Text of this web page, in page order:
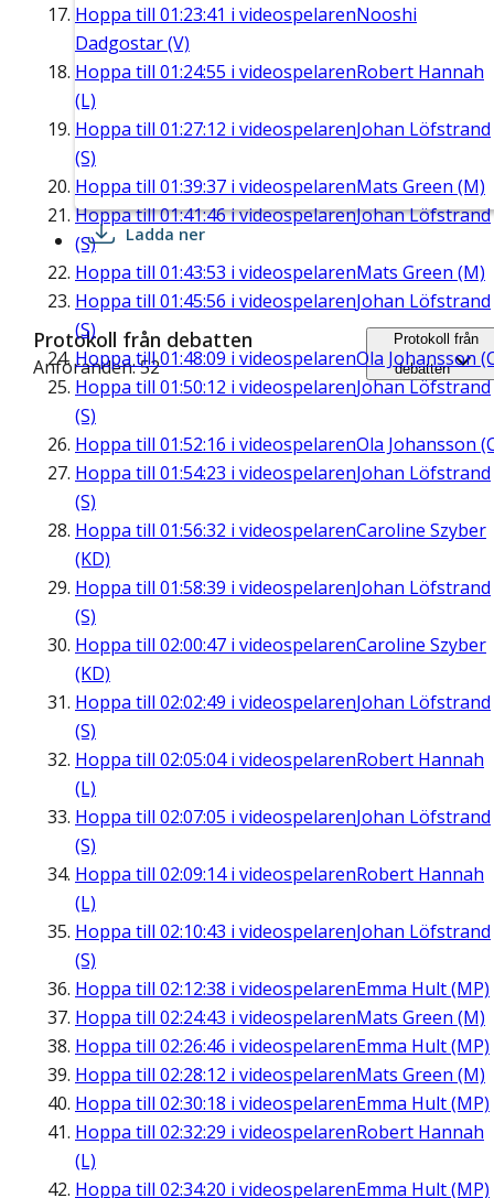
Hoppa till 01:23:41 i videospelarenNooshi
Dadgostar (V)
Hoppa till 01:24:55 i videospelarenRobert Hannah
(L)
Hoppa till 01:27:12 i videospelarenJohan Löfstrand
(S)
Hoppa till 01:39:37 i videospelarenMats Green (M)
Hoppa till01:41:46i videospelarenJohan Löfstrand
(S)
Hoppa till 01:43:53 i videospelarenMats Green (M)
Hoppa till 01:45:56 i videospelarenJohan Löfstrand
(S)
Hoppa till01:48:09 i videospelarenOla Johansson
Hoppa till 01:50:12 i videospelarenJohan Löfstrand
(S)
Hoppa till 01:52:16 i videospelarenOla Johansson
Hoppa till 01:54:23 i videospelarenJohan Löfstrand
(S)
Hoppa till 01:56:32 i videospelarenCaroline Szyber
(KD)
Hoppa till 01:58:39 i videospelarenJohan Löfstrand
(S)
Hoppa till 02:00:47 i videospelarenCaroline Szyber
(KD)
Hoppa till 02:02:49 i videospelarenJohan Löfstrand
(S)
Hoppa till 02:05:04i videospelarenRobert Hannah
(L)
Hoppa till 02:07:05 i videospelarenJohan Löfstrand
(S)
Hoppa till 02:09:14i videospelarenRobert Hannah
(L)
Hoppa till 02:10:43 i videospelarenJohan Löfstrand
(S)
Hoppa till 02:12:38 i videospelarenEmma Hult (MP)
Hoppa till 02:24:43 i videospelarenMats Green (M)
Hoppa till 02:26:46 i videospelarenEmma Hult (MP)
Hoppa till 02:28:12 i videospelarenMats Green (M)
Hoppa till 02:30:18 i videospelarenEmma Hult (MP)
Hoppa till 02:32:29 i videospelarenRobert Hannah
(L)
Hoppa till 02:34:20 i videospelarenEmma Hult (MP)
Ladda ner
Protokoll från debatten
Anföranden: 52
Protokoll från
debatten